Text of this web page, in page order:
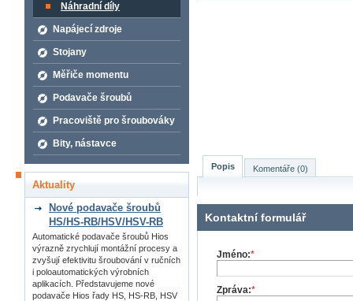
Popis Komentáře (0)
Kontaktní formulář
Jméno:*
Zpráva:*
Náhradní díly
Napájecí zdroje
Stojany
Měřiče momentu
Podavače šroubů
Pracoviště pro šroubováky
Bity, nástavce
Aktuality
Nové podavače šroubů
HS/HS-RB/HSV/HSV-RB
Automatické podavače šroubů Hios
výrazně zrychlují montážní procesy a
zvyšují efektivitu šroubování v ručních
i poloautomatických výrobních
aplikacích. Představujeme nové
podavače Hios řady HS, HS-RB, HSV